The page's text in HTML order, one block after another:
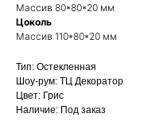
Массив 80*80*20 мм
Цоколь
Массив 110*80*20 мм
Тип: Остекленная
Шоу-рум: ТЦ Декоратор
Цвет: Грис
Наличие: Под заказ